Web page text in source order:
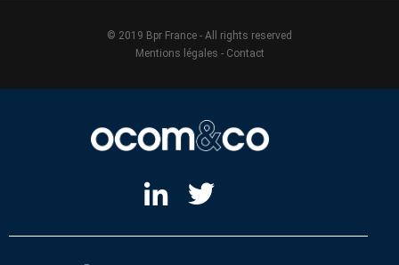
© 2019 Bpr France - All rights reserved
Mentions légales - Contact